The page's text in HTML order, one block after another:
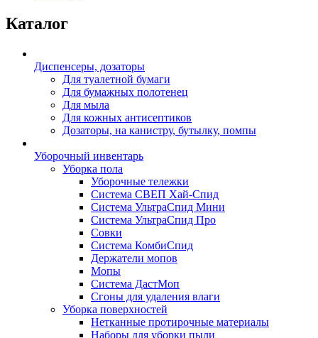
Каталог
Диспенсеры, дозаторы
Для туалетной бумаги
Для бумажных полотенец
Для мыла
Для кожных антисептиков
Дозаторы, на канистру, бутылку, помпы
Уборочный инвентарь
Уборка пола
Уборочные тележки
Система СВЕП Хай-Спид
Система УльтраСпид Мини
Система УльтраСпид Про
Совки
Система КомбиСпид
Держатели мопов
Мопы
Система ДастМоп
Сгоны для удаления влаги
Уборка поверхностей
Нетканные протирочные материалы
Наборы для уборки пыли